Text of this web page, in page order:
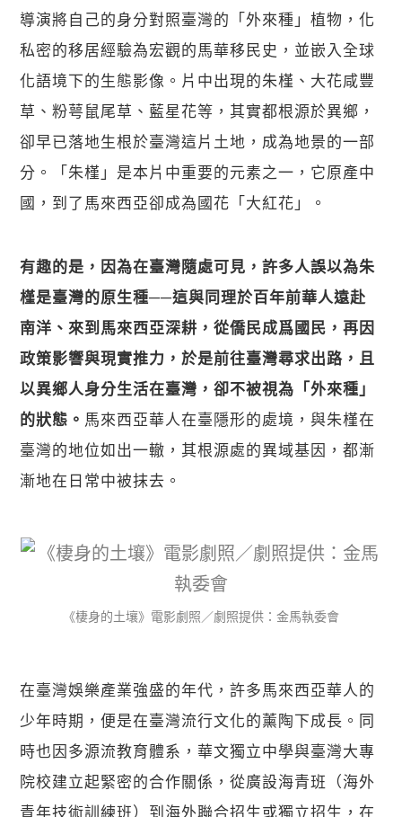
導演將自己的身分對照臺灣的「外來種」植物，化
私密的移居經驗為宏觀的馬華移民史，並嵌入全球
化語境下的生態影像。片中出現的朱槿、大花咸豐
草、粉萼鼠尾草、藍星花等，其實都根源於異鄉，
卻早已落地生根於臺灣這片土地，成為地景的一部
分。「朱槿」是本片中重要的元素之一，它原產中
國，到了馬來西亞卻成為國花「大紅花」。
有趣的是，因為在臺灣隨處可見，許多人誤以為朱
槿是臺灣的原生種──這與同理於百年前華人遠赴
南洋、來到馬來西亞深耕，從僑民成爲國民，再因
政策影響與現實推力，於是前往臺灣尋求出路，且
以異鄉人身分生活在臺灣，卻不被視為「外來種」
的狀態。 馬來西亞華人在臺隱形的處境，與朱槿在
臺灣的地位如出一轍，其根源處的異域基因，都漸
漸地在日常中被抹去。
《棲身的土壤》電影劇照／劇照提供：金馬執委會
在臺灣娛樂產業強盛的年代，許多馬來西亞華人的
少年時期，便是在臺灣流行文化的薰陶下成長。同
時也因多源流教育體系，華文獨立中學與臺灣大專
院校建立起緊密的合作關係，從廣設海青班（海外
青年技術訓練班）到海外聯合招生或獨立招生，在